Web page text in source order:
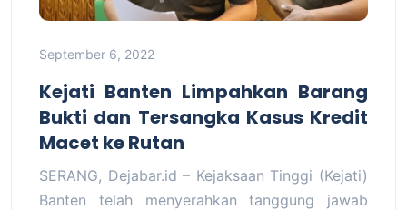
September 6, 2022
Kejati Banten Limpahkan Barang
Bukti dan Tersangka Kasus Kredit
Macet ke Rutan
SERANG, Dejabar.id – Kejaksaan Tinggi (Kejati)
Banten telah menyerahkan tanggung jawab